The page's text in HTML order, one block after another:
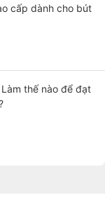
cấp dành cho bút
thế nào để đạt